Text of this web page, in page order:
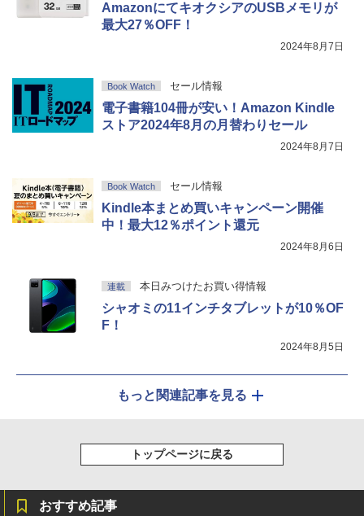
AmazonにてキオクシアのUSBメモリが
最大27％OFF！
2024年8月7日
Book Watch セール情報
電子書籍104冊が安い！Amazon Kindle
ストア2024年8月の月替わりセール
2024年8月7日
Book Watch セール情報
Kindle本まとめ買いキャンペーン開催
中！最大12％ポイント還元
2024年8月6日
連載 本日みつけたお買い得情報
シャオミの11インチタブレットが10％OF
F！
2024年8月5日
もっと関連記事を見る
トップページに戻る
おすすめ記事